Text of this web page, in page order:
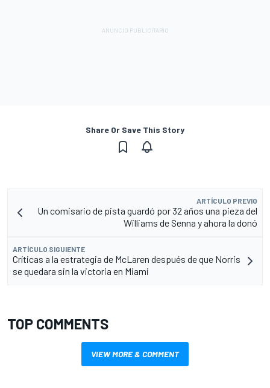
Share Or Save This Story
ARTÍCULO PREVIO
Un comisario de pista guardó por 32 años una pieza del
Williams de Senna y ahora la donó
ARTÍCULO SIGUIENTE
Críticas a la estrategia de McLaren después de que Norris
se quedara sin la victoria en Miami
TOP COMMENTS
VIEW MORE & COMMENT